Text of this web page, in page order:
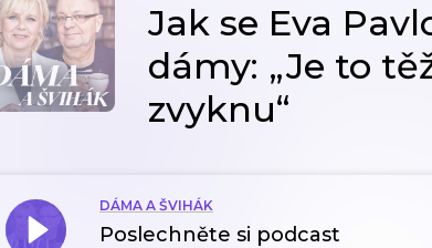
Jak se Eva
dámy: „Je to
zvyknu“
DÁMA A ŠVIHÁK
Poslechněte si podcast